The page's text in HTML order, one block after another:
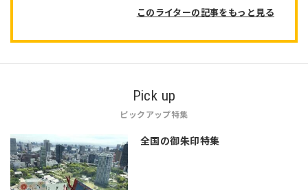
このライターの記事をもっと見る
Pick up
ピックアップ特集
全国の御朱印特集